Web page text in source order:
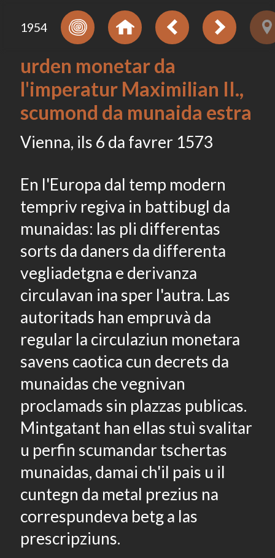
1954
urden monetar da
l'imperatur Maximilian II.,
scumond da munaida estra
Vienna, ils 6 da favrer 1573
En l'Europa dal temp modern
tempriv regiva in battibugl da
munaidas: las pli differentas
sorts da daners da differenta
vegliadetgna e derivanza
circulavan ina sper l'autra. Las
autoritads han empruvà da
regular la circulaziun monetara
savens caotica cun decrets da
munaidas che vegnivan
proclamads sin plazzas publicas.
Mintgatant han ellas stuì svalitar
u perfin scumandar tschertas
munaidas, damai ch'il pais u il
cuntegn da metal prezius na
correspundeva betg a las
prescripziuns.